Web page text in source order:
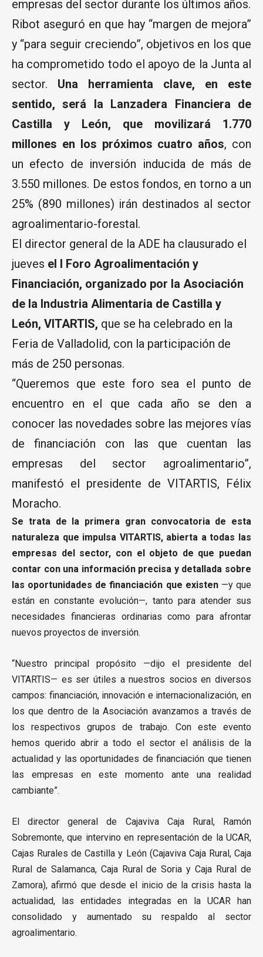
empresas del sector durante los últimos años.
Ribot aseguró en que hay “margen de mejora”
y “para seguir creciendo”, objetivos en los que
ha comprometido todo el apoyo de la Junta al
sector. Una herramienta clave, en este
sentido, será la Lanzadera Financiera de
Castilla y León, que movilizará 1.770
millones en los próximos cuatro años, con
un efecto de inversión inducida de más de
3.550 millones. De estos fondos, en torno a un
25% (890 millones) irán destinados al sector
agroalimentario-forestal.
El director general de la ADE ha clausurado el
jueves el I Foro Agroalimentación y
Financiación, organizado por la Asociación
de la Industria Alimentaria de Castilla y
León, VITARTIS, que se ha celebrado en la
Feria de Valladolid, con la participación de
más de 250 personas.
“Queremos que este foro sea el punto de
encuentro en el que cada año se den a
conocer las novedades sobre las mejores vías
de financiación con las que cuentan las
empresas del sector agroalimentario”,
manifestó el presidente de VITARTIS, Félix
Moracho.
Se trata de la primera gran convocatoria de esta
naturaleza que impulsa VITARTIS, abierta a todas las
empresas del sector, con el objeto de que puedan
contar con una información precisa y detallada sobre
las oportunidades de financiación que existen—y que
están en constante evolución—, tanto para atender sus
necesidades financieras ordinarias como para afrontar
nuevos proyectos de inversión.
“Nuestro principal propósito —dijo el presidente del
VITARTIS— es ser útiles a nuestros socios en diversos
campos: financiación, innovación e internacionalización, en
los que dentro de la Asociación avanzamos a través de
los respectivos grupos de trabajo. Con este evento
hemos querido abrir a todo el sector el análisis de la
actualidad y las oportunidades de financiación que tienen
las empresas en este momento ante una realidad
cambiante”.
El director general de Cajaviva Caja Rural, Ramón
Sobremonte, que intervino en representación de la UCAR,
Cajas Rurales de Castilla y León (Cajaviva Caja Rural, Caja
Rural de Salamanca, Caja Rural de Soria y Caja Rural de
Zamora), afirmó que desde el inicio de la crisis hasta la
actualidad, las entidades integradas en la UCAR han
consolidado y aumentado su respaldo al sector
agroalimentario.